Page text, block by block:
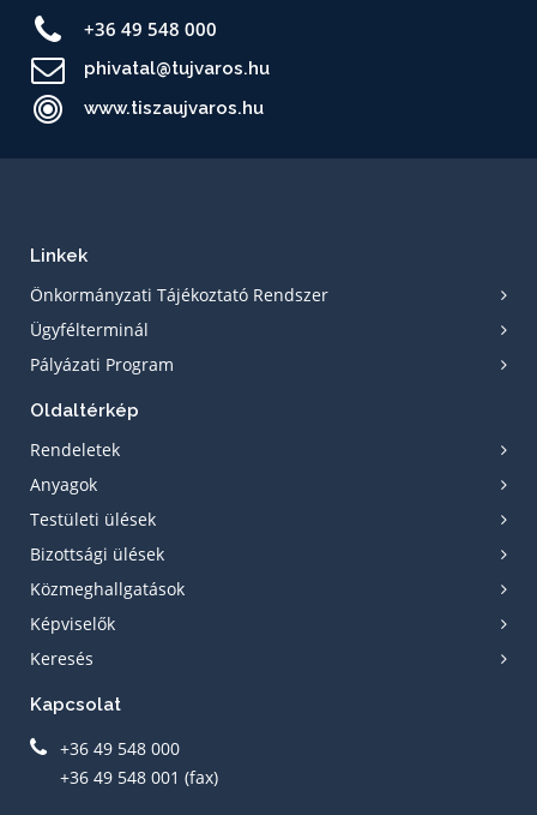
+36 49 548 000
phivatal@tujvaros.hu
www.tiszaujvaros.hu
Linkek
Önkormányzati Tájékoztató Rendszer
Ügyfélterminál
Pályázati Program
Oldaltérkép
Rendeletek
Anyagok
Testületi ülések
Bizottsági ülések
Közmeghallgatások
Képviselők
Keresés
Kapcsolat
+36 49 548 000
+36 49 548 001 (fax)